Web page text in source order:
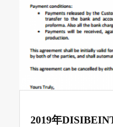
2019年